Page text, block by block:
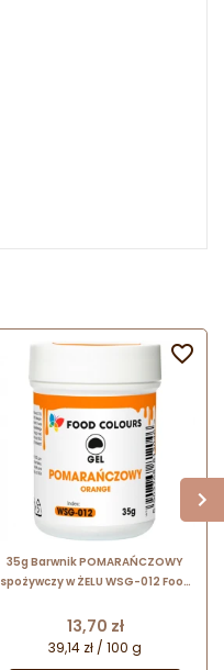
35g Barwnik POMARAŃCZOWY
spożywczy w ŻELU WSG-012 Food
Cena
13,70 zł
39,14 zł / 100 g
